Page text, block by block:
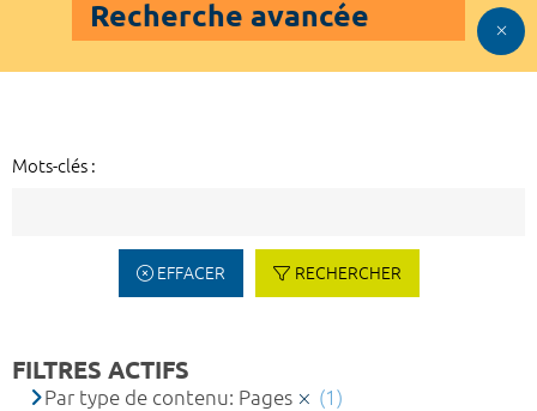
Recherche avancée
Mots-clés :
EFFACER RECHERCHER
FILTRES ACTIFS
Par type de contenu: Pages
(1)